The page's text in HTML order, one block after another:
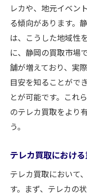
口コミサイ
静岡でテレカ
ポイント
査定前にテ
高価買取が
静岡の店舗
テレカの
複数店舗でテレ
を見つける
静岡で複
レカや、地元イベン
る傾向があります。
は、こうした地域性
に、静岡の買取市場
舗が増えており、実
目安を知ることがで
とが可能です。これ
のテレカ買取をより
う。
テレカ買取におけ
テレカ買取において
す。まず、テレカの